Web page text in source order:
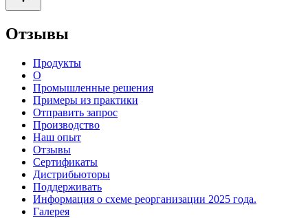
Отзывы
Продукты
О
Промышленные решения
Примеры из практики
Отправить запрос
Производство
Наш опыт
Отзывы
Сертификаты
Дистрибьюторы
Поддерживать
Информация о схеме реорганизации 2025 года.
Галерея